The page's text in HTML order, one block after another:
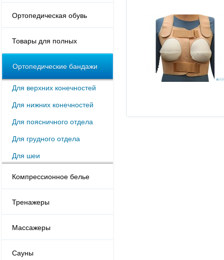
Ортопедическая обувь
Товары для полных
Ортопедические бандажи
Для верхних конечностей
Для нижних конечностей
Для поясничного отдела
Для грудного отдела
Для шеи
Компрессионное белье
Тренажеры
Массажеры
Сауны